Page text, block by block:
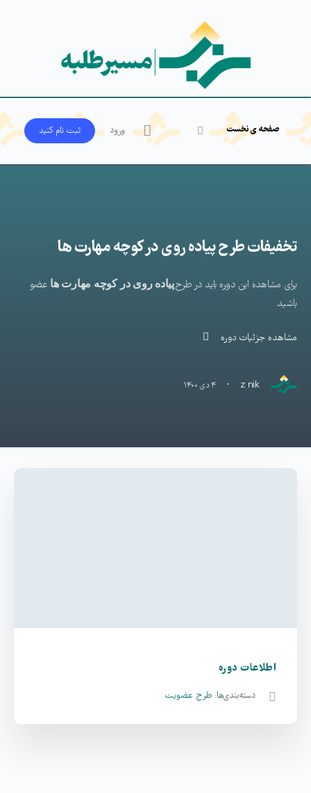
صفحه ی نخست ورود ثبت‌ نام کنید
تخفیفات طرح پیاده روی در کوچه مهارت ها
برای مشاهده این دوره باید در طرحپیاده روی در کوچه مهارت ها عضو
باشید
مشاهده جزئیات دوره
z nik
· ۴ دی ۱۴۰۰
اطلاعات دوره
دسته‌بندی‌ها: طرح عضویت